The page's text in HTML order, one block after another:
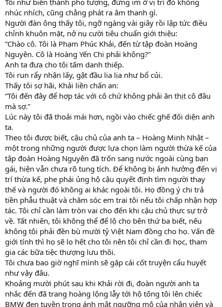
Tôi như biến thành pho tượng, đứng im ở vị trí đó không
nhúc nhích, cũng chẳng phát ra âm thanh gì.
Người đàn ông thấy tôi, ngỡ ngàng vài giây rồi lập tức điều
chỉnh khuôn mặt, nở nụ cười tiêu chuẩn giới thiệu:
“Chào cô. Tôi là Phạm Phúc Khải, đến từ tập đoàn Hoàng
Nguyên. Cô là Hoàng Yến Chi phải không?”
Anh ta đưa cho tôi tấm danh thiếp.
Tôi run rẩy nhận lấy, gật đầu lia lịa như bổ củi.
Thấy tôi sợ hãi, Khải liền chấn an:
“Tôi đến đây để hợp tác với cô chứ không phải ăn thịt cô đâu
mà sợ.”
Lúc này tôi đã thoải mái hơn, ngồi vào chiếc ghế đối diện anh
ta.
Theo tôi được biết, cậu chủ của anh ta – Hoàng Minh Nhật –
một trong những người được lựa chọn làm người thừa kế của
tập đoàn Hoàng Nguyên đã trốn sang nước ngoài cùng bạn
gái, hiện vẫn chưa rõ tung tích. Để không bị ảnh hưởng đến vị
trí thừa kế, phe phái ủng hộ cậu quyết định tìm người thay
thế và người đó không ai khác ngoài tôi. Họ đồng ý chi trả
tiền phẫu thuật và chăm sóc em trai tôi nếu tôi chấp nhận hợp
tác. Tôi chỉ cần làm tròn vai cho đến khi cậu chủ thực sự trở
về. Tất nhiên, tôi không thể để lộ cho bên thứ ba biết, nếu
không tôi phải đền bù mười tỷ Việt Nam đồng cho họ. Vấn đề
giới tính thì họ sẽ lo hết cho tôi nên tôi chỉ cần đi học, tham
gia các bữa tiệc thượng lưu thôi.
Tôi chưa bao giờ nghĩ mình sẽ gặp cái cốt truyện cẩu huyết
như vậy đâu.
Khoảng mười phút sau khi Khải rời đi, đoàn người anh ta
nhắc đến đã trang hoàng lộng lẫy tới hộ tống tôi lên chiếc
BMW đen tuyền trong ánh mắt ngưỡng mộ của nhân viên và